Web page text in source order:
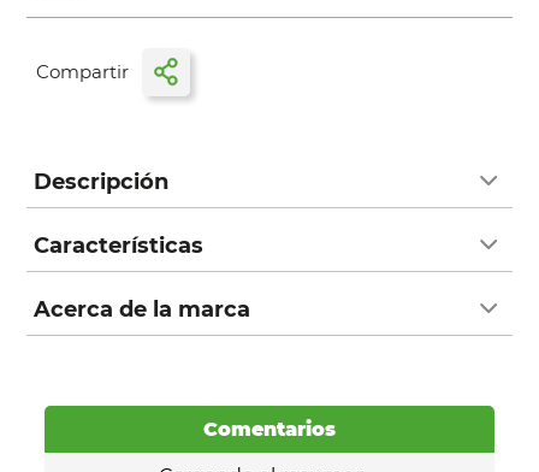
Descripción
Características
Acerca de la marca
Comentarios